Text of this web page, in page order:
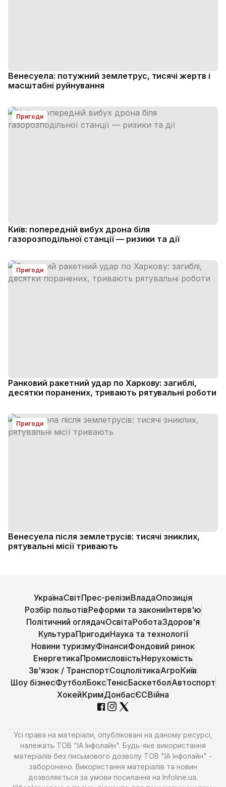
Венесуела: потужний землетрус, тисячі жертв і
масштабні руйнування
Пригоди
Київ: попередній вибух дрона біля
газорозподільної станції — ризики та дії
Пригоди
Ранковий ракетний удар по Харкову: загиблі,
десятки поранених, тривають рятувальні роботи
Пригоди
Венесуела після землетрусів: тисячі зниклих,
рятувальні місії тривають
УкраїнаСвітПрес-релізиВладаОпозиція
Розбір польотівРеформи та закониІнтерв'ю
Політичний оглядачОсвітаРоботаЗдоров'я
КультураПригодиНаука та технології
Новини туризмуФінансиФондовий ринок
ЕнергетикаПромисловістьНерухомість
Зв'язок / ТранспортСоцполітикаАгроКиїв
Шоу бізнесФутболБоксТенісБаскетболАвтоспорт
ХокейКримДонбасЄСВійна
Усі права на матеріали, опубліковані на даному ресурсі,
належать ТОВ "ІА Інфолайн". Будь-яке використання
матеріалів без письмового дозволу ТОВ "ІА Інфолайн" -
заборонено. Використання матеріалів та новин
дозволяється за умови посилання на Infoline.ua.